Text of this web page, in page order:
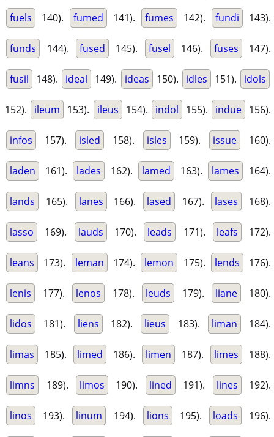
fuels 140). fumed 141). fumes 142). fundi 143).
funds 144). fused 145). fusel 146). fuses 147).
fusil 148). ideal 149). ideas 150). idles 151). idols
152). ileum 153). ileus 154). indol 155). indue 156).
infos 157). isled 158). isles 159). issue 160).
laden 161). lades 162). lamed 163). lames 164).
lands 165). lanes 166). lased 167). lases 168).
lasso 169). lauds 170). leads 171). leafs 172).
leans 173). leman 174). lemon 175). lends 176).
lenis 177). lenos 178). leuds 179). liane 180).
lidos 181). liens 182). lieus 183). liman 184).
limas 185). limed 186). limen 187). limes 188).
limns 189). limos 190). lined 191). lines 192).
linos 193). linum 194). lions 195). loads 196).